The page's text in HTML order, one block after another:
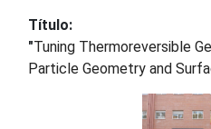
Título:
"Tuning Thermoreversible
Particle Geometry and